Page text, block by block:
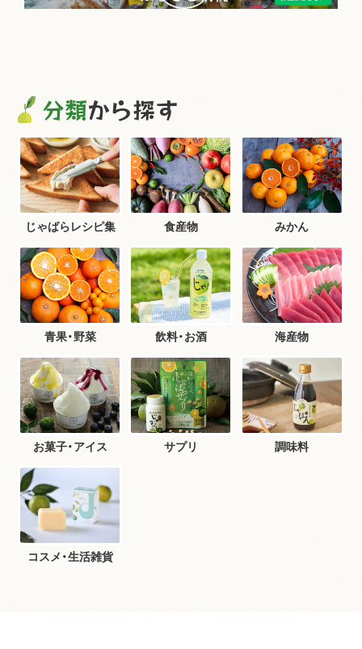
分類から探す
じゃばらレシピ集 食産物 みかん
青果・野菜 飲料・お酒 海産物
お菓子・アイス サプリ 調味料
コスメ・生活雑貨